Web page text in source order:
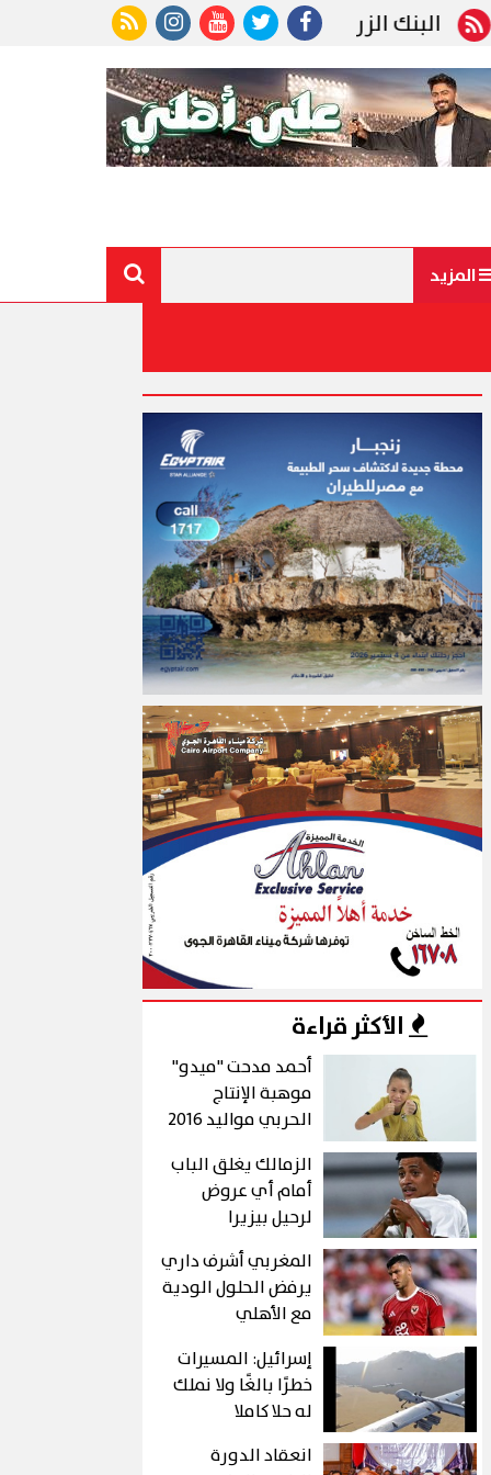
الزراعي المصري يكرّم عددًا من موظفيه المتميزين
المزيد
الأكثر قراءة
أحمد مدحت "ميدو"
موهبة الإنتاج
الحربي مواليد 2016
الزمالك يغلق الباب
أمام أي عروض
لرحيل بيزيرا
المغربي أشرف داري
يرفض الحلول الودية
مع الأهلي
إسرائيل: المسيرات
خطرًا بالغًا ولا نملك
له حلا كاملا
انعقاد الدورة